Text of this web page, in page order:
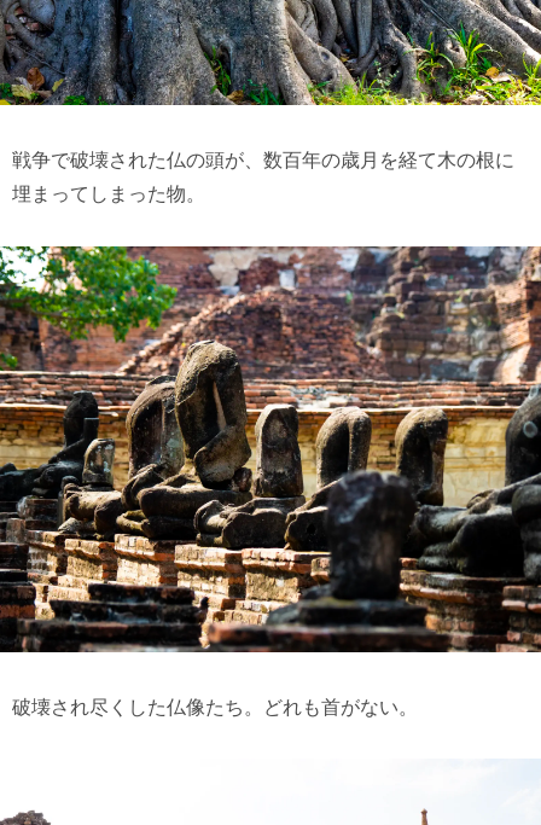
戦争で破壊された仏の頭が、数百年の歳月を経て木の根に
埋まってしまった物。
破壊され尽くした仏像たち。どれも首がない。